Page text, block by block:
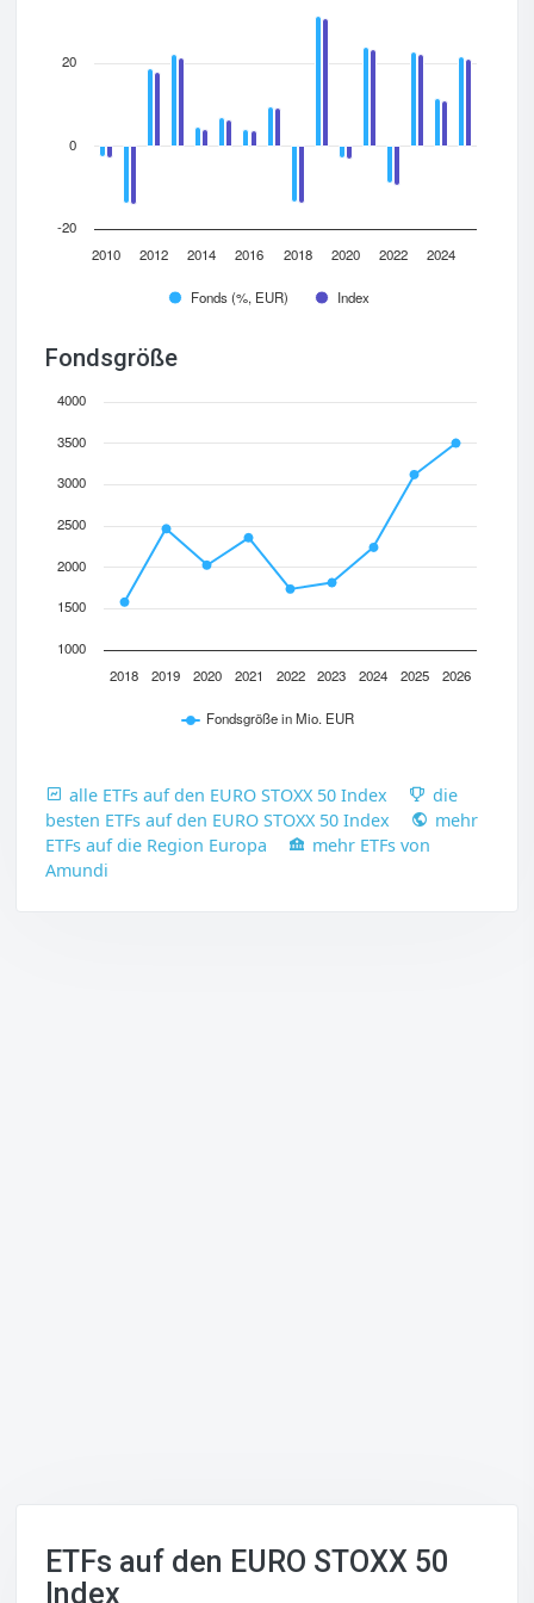
Fonds (%, EUR) Index
2010 2012 2014 2016 2018 2020 2022 2024
-20
0
20
Fondsgröße
Fondsgröße in Mio. EUR
2018 2019 2020 2021 2022 2023 2024 2025 2026
1000
1500
2000
2500
3000
3500
4000
alle ETFs auf den EURO STOXX 50 Index
die
besten ETFs auf den EURO STOXX 50 Index
mehr
ETFs auf die Region Europa
mehr ETFs von
Amundi
ETFs auf den EURO STOXX 50
Index